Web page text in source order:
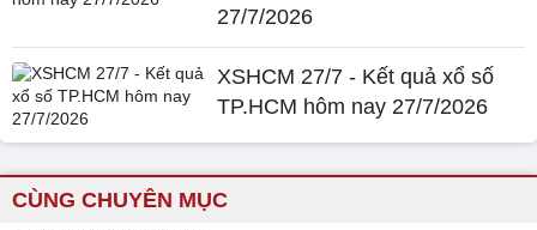
27/7/2026
XSHCM 27/7 - Kết quả xổ số
TP.HCM hôm nay 27/7/2026
CÙNG CHUYÊN MỤC